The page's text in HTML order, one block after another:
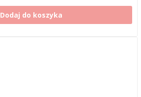
Dodaj do koszyka